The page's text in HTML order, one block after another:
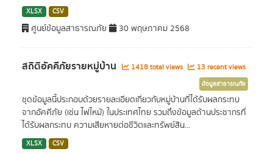
XLSX CSV
ศูนย์ข้อมูลสาธารณภัย 30 พฤษภาคม 2568
สถิติอัคคีภัยรายหมู่บ้าน 1418 total views 13 recent views
ข้อมูลสาธารณภัย
ชุดข้อมูลนี้ประกอบด้วยรายละเอียดเกี่ยวกับหมู่บ้านที่ได้รับผลกระทบ
จากอัคคีภัย (เช่น ไฟไหม้) ในประเทศไทย รวมถึงข้อมูลด้านประชากรที่
ได้รับผลกระทบ ความเสียหายต่อชีวิตและทรัพย์สิน...
XLSX CSV